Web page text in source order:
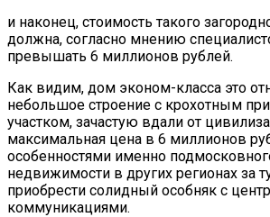
и наконец, стоимость такого
должна, согласно мнению
превышать 6 миллионов рублей.
Как видим, дом эконом-класса это
небольшое строение с крохотным
участком, зачастую вдали от
максимальная цена в 6 миллионов
особенностями именно
недвижимости в других регионах за
приобрести солидный особняк с
коммуникациями.